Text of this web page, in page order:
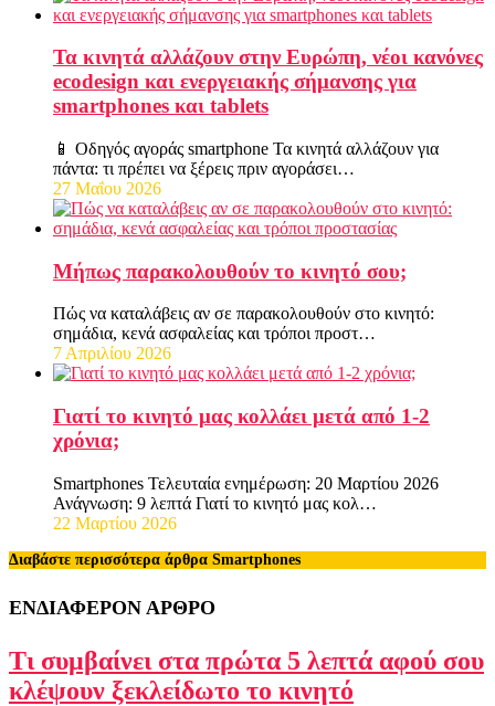
Τα κινητά αλλάζουν στην Ευρώπη, νέοι κανόνες
ecodesign και ενεργειακής σήμανσης για
smartphones και tablets
📱 Οδηγός αγοράς smartphone Τα κινητά αλλάζουν για
πάντα: τι πρέπει να ξέρεις πριν αγοράσει…
27 Μαΐου 2026
Μήπως παρακολουθούν το κινητό σου;
Πώς να καταλάβεις αν σε παρακολουθούν στο κινητό:
σημάδια, κενά ασφαλείας και τρόποι προστ…
7 Απριλίου 2026
Γιατί το κινητό μας κολλάει μετά από 1-2
χρόνια;
Smartphones Τελευταία ενημέρωση: 20 Μαρτίου 2026
Ανάγνωση: 9 λεπτά Γιατί το κινητό μας κολ…
22 Μαρτίου 2026
Διαβάστε περισσότερα άρθρα Smartphones
ΕΝΔΙΑΦΕΡΟΝ ΑΡΘΡΟ
Τι συμβαίνει στα πρώτα 5 λεπτά αφού σου
κλέψουν ξεκλείδωτο το κινητό